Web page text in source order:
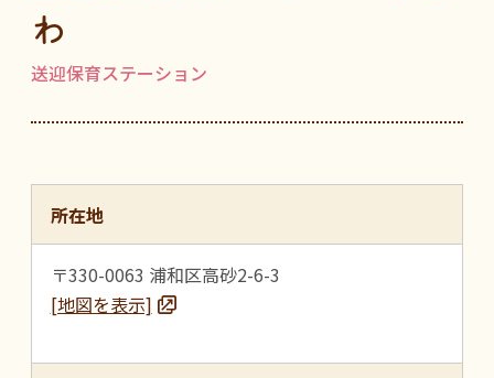
わ
送迎保育ステーション
所在地
〒330-0063 浦和区高砂2-6-3
[地図を表示]